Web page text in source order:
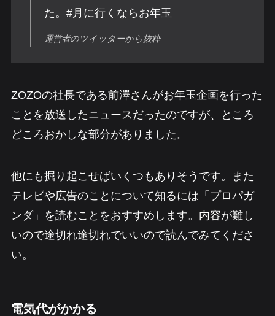
た。#月に行くならお年玉
運営者のツイッターから抜粋
ZOZOの社長である前澤さんがお年玉企画を行った
ことを放送したニュースだったのですが、ところ
どころおかしな部分がありました。
他にも掘り起こせばいくつもありそうです。また
テレビや広告のことについて知るには「プロパガ
ンダ」を読むことをおすすめします。内容が難し
いので途切れ途切れでいいので読んでみてくださ
い。
電気代がかかる